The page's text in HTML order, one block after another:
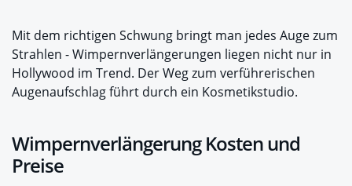
Mit dem richtigen Schwung bringt man jedes Auge zum
Strahlen - Wimpernverlängerungen liegen nicht nur in
Hollywood im Trend. Der Weg zum verführerischen
Augenaufschlag führt durch ein Kosmetikstudio.
Wimpernverlängerung Kosten und
Preise